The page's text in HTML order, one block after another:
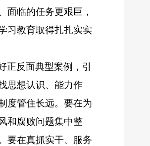
面临的任务更艰巨，
习教育取得扎扎实实
反面典型案例，引
思想认识、能力作
度管住长远。要在为
和腐败问题集中整
要在真抓实干、服务